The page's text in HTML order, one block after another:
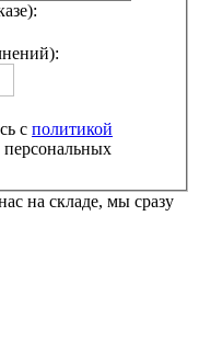
с политикой
на складе, мы сразу